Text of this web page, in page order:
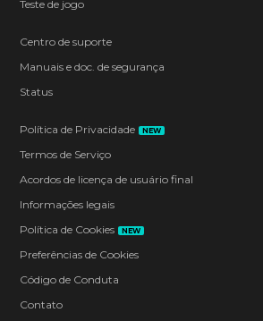
Teste de jogo
Centro de suporte
Manuais e doc. de segurança
Status
Política de Privacidade NEW
Termos de Serviço
Acordos de licença de usuário final
Informações legais
Política de Cookies
NEW
Preferências de Cookies
Código de Conduta
Contato